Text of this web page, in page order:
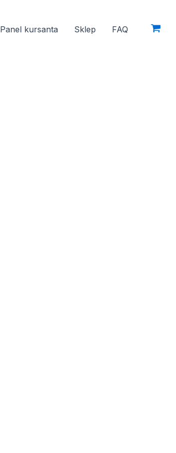
Panel kursanta Sklep FAQ